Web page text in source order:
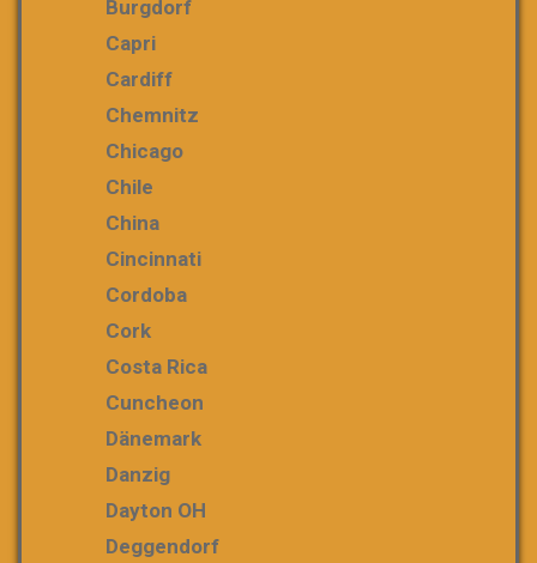
Burgdorf
Capri
Cardiff
Chemnitz
Chicago
Chile
China
Cincinnati
Cordoba
Cork
Costa Rica
Cuncheon
Dänemark
Danzig
Dayton OH
Deggendorf